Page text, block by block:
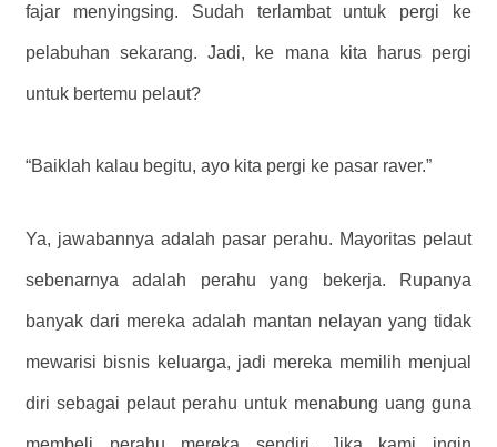
fajar menyingsing. Sudah terlambat untuk pergi ke
pelabuhan sekarang. Jadi, ke mana kita harus pergi
untuk bertemu pelaut?
“Baiklah kalau begitu, ayo kita pergi ke pasar raver.”
Ya, jawabannya adalah pasar perahu. Mayoritas pelaut
sebenarnya adalah perahu yang bekerja. Rupanya
banyak dari mereka adalah mantan nelayan yang tidak
mewarisi bisnis keluarga, jadi mereka memilih menjual
diri sebagai pelaut perahu untuk menabung uang guna